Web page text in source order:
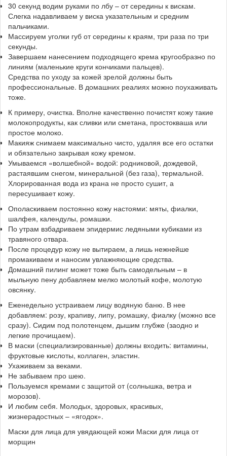
30 секунд водим руками по лбу – от середины к вискам.
Слегка надавливаем у виска указательным и средним
пальчиками.
Массируем уголки губ от середины к краям, три раза по три
секунды.
Завершаем нанесением подходящего крема кругообразно по
линиям (маленькие круги кончиками пальцев).
Средства по уходу за кожей зрелой должны быть
профессиональные. В домашних реалиях можно поухаживать
тоже.
К примеру, очистка. Вполне качественно почистят кожу такие
молокопродукты, как сливки или сметана, простокваша или
простое молоко.
Макияж снимаем максимально чисто, удаляя все его остатки
и обязательно закрывая кожу кремом.
Умываемся «волшебной» водой: родниковой, дождевой,
растаявшим снегом, минеральной (без газа), термальной.
Хлорированная вода из крана не просто сушит, а
пересушивает кожу.
Ополаскиваем постоянно кожу настоями: мяты, фиалки,
шалфея, календулы, ромашки.
По утрам взбадриваем эпидермис ледяными кубиками из
травяного отвара.
После процедур кожу не вытираем, а лишь нежнейше
промакиваем и наносим увлажняющие средства.
Домашний пилинг может тоже быть самодельным – в
мыльную пену добавляем мелко молотый кофе, молотую
овсянку.
Еженедельно устраиваем лицу водяную баню. В нее
добавляем: розу, крапиву, липу, ромашку, фиалку (можно все
сразу). Сидим под полотенцем, дышим глубже (заодно и
легкие прочищаем).
В маски (специализированные) должны входить: витамины,
фруктовые кислоты, коллаген, эластин.
Ухаживаем за веками.
Не забываем про шею.
Пользуемся кремами с защитой от (солнышка, ветра и
морозов).
И любим себя. Молодых, здоровых, красивых,
жизнерадостных – «ягодок».
Маски для лица для увядающей кожи Маски для лица от
морщин